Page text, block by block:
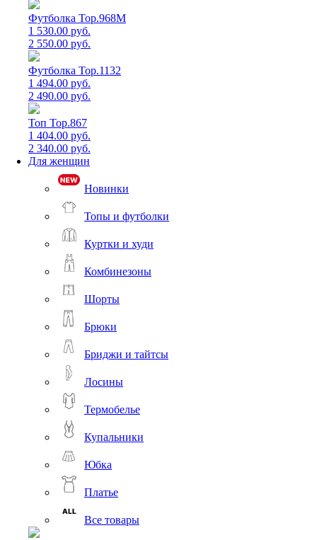
Футболка Top.968M
1 530.00 руб.
2 550.00 руб.
Футболка Top.1132
1 494.00 руб.
2 490.00 руб.
Топ Top.867
1 404.00 руб.
2 340.00 руб.
Для женщин
Новинки
Топы и футболки
Куртки и худи
Комбинезоны
Шорты
Брюки
Бриджи и тайтсы
Лосины
Термобелье
Купальники
Юбка
Платье
Все товары